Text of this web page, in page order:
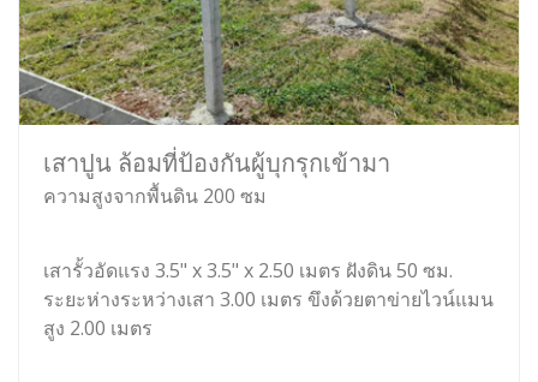
เสาปูน ล้อมที่ป้องกันผู้บุกรุกเข้ามา
ความสูงจากพื้นดิน 200 ซม
เสารั้วอัดแรง 3.5" x 3.5" x 2.50 เมตร ฝังดิน 50 ซม.
ระยะห่างระหว่างเสา 3.00 เมตร ขึงด้วยตาข่ายไวน์แมน
สูง 2.00 เมตร